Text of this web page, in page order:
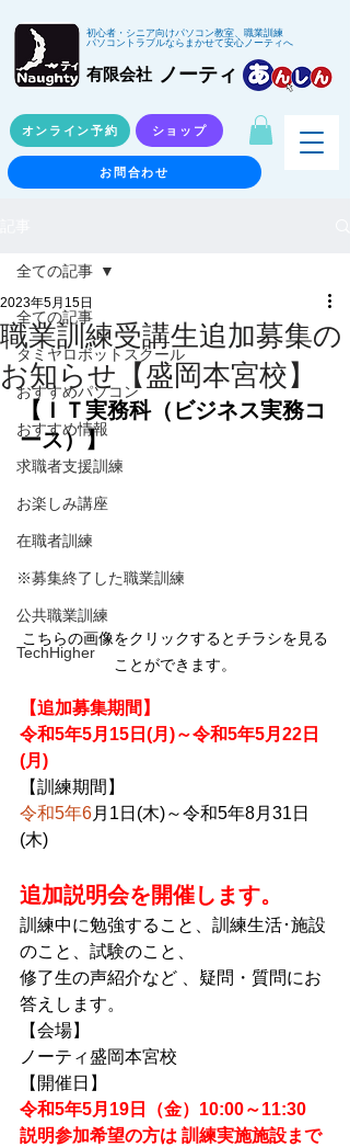
初心者・シニア向けパソコン教室、職業訓練
パソコントラブルならまかせて安心ノーティへ
有限会社 ノーティ
オンライン予約 ショップ
お問合わせ
全ての記事
タミヤロボットスクール
おすすめパソコン
おすすめ情報
求職者支援訓練
お楽しみ講座
在職者訓練
※募集終了した職業訓練
公共職業訓練
TechHigher
全ての記事
職業訓練受講生追加募集の
お知らせ【盛岡本宮校】
2023年5月15日
【ＩＴ実務科（ビジネス実務コ
ース）】
こちらの画像をクリックするとチラシを見る
ことができます。
【追加募集期間】
令和5年5月15日(月)～令和5年5月22日
(月)
【訓練期間】
令和5年6月1日(木)～令和5年8月31日
(木)
追加説明会を開催します。
訓練中に勉強すること、訓練生活･施設
のこと、試験のこと、
修了生の声紹介など 、疑問・質問にお
答えします。
【会場】
ノーティ盛岡本宮校
【開催日】
令和5年5月19日（金）10:00～11:30
説明参加希望の方は 訓練実施施設まで